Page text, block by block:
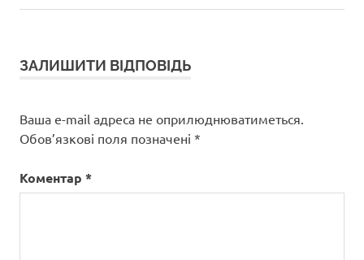
ЗАЛИШИТИ ВІДПОВІДЬ
Ваша e-mail адреса не оприлюднюватиметься.
Обов’язкові поля позначені *
Коментар *